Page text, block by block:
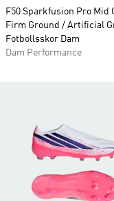
F50 Sparkfusion Pro Mid
Firm Ground / Artificial
Fotbollsskor Dam
Dam Performance